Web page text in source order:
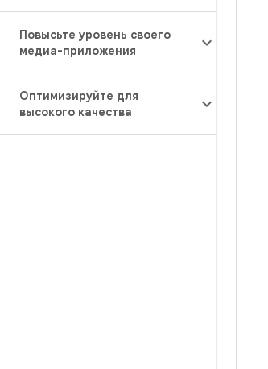
Повысьте уровень своего
медиа-приложения
Оптимизируйте для
высокого качества